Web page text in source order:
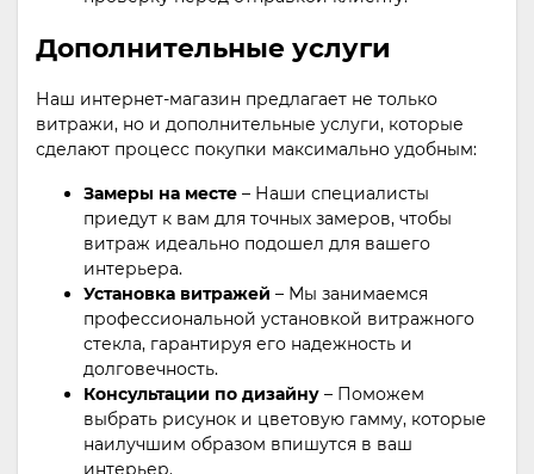
Дополнительные услуги
Наш интернет-магазин предлагает не только
витражи, но и дополнительные услуги, которые
сделают процесс покупки максимально удобным:
Замеры на месте – Наши специалисты
приедут к вам для точных замеров, чтобы
витраж идеально подошел для вашего
интерьера.
Установка витражей – Мы занимаемся
профессиональной установкой витражного
стекла, гарантируя его надежность и
долговечность.
Консультации по дизайну – Поможем
выбрать рисунок и цветовую гамму, которые
наилучшим образом впишутся в ваш
интерьер.